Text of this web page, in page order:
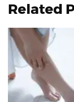
Related